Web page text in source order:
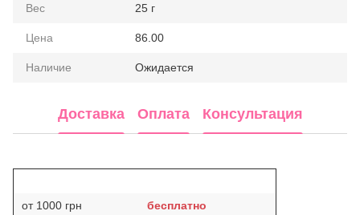
Вес 25 г
Цена 86.00
Наличие Ожидается
Доставка Оплата Консультация
от 1000 грн
бесплатно